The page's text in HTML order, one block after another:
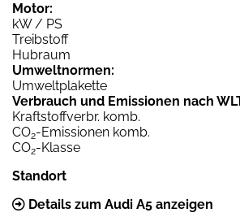
Motor:
kW / PS
Treibstoff
Hubraum
Umweltnormen:
Umweltplakette
Verbrauch und Emissionen nach
Kraftstoffverbr. komb.
CO2-Emissionen komb.
CO2-Klasse
Standort
Details zum Audi A5 anzeigen